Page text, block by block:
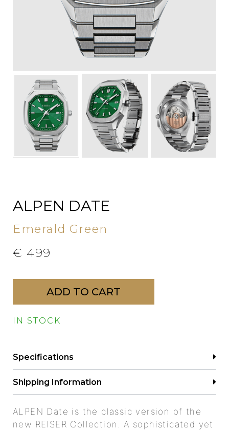
ALPEN DATE
Emerald Green
€ 499
ADD TO CART
IN STOCK
Specifications
Shipping Information
ALPEN Date is the classic version of the
new REISER Collection. A sophisticated yet